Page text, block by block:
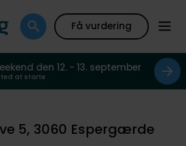
Få vurdering
den 12. - 13. september
at starte
5, 3060 Espergærde